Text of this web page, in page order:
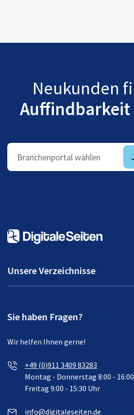
Neukunden
Auffindbarkeit
Branchenportal wählen
Unsere Verzeichnisse
Sie haben Fragen?
Wir helfen Ihnen gerne!
+49 (0)911 3409 83283
Montag - Donnerstag 8:00 -
Freitag 9:00 - 15:30 Uhr
info@digitaleseiten.de